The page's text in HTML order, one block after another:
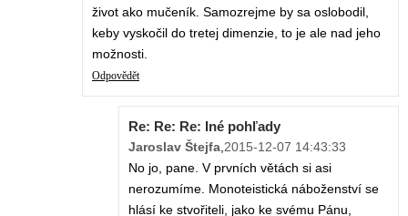
život ako mučeník. Samozrejme by sa oslobodil,
keby vyskočil do tretej dimenzie, to je ale nad jeho
možnosti.
Odpovědět
Re: Re: Re: Iné pohľady
Jaroslav Štejfa,2015-12-07 14:43:33
No jo, pane. V prvních větách si asi
nerozumíme. Monoteistická náboženství se
hlásí ke stvořiteli, jako ke svému Pánu,